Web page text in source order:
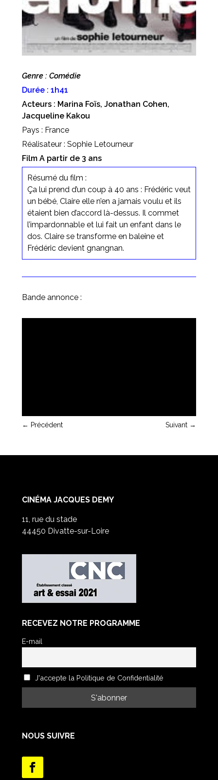
Genre : Comédie
Durée : 1h41
Acteurs : Marina Foïs, Jonathan Cohen,
Jacqueline Kakou
Pays : France
Réalisateur : Sophie Letourneur
Film A partir de 3 ans
Résumé du film :
Ça lui prend d’un coup à 40 ans : Frédéric veut
un bébé, Claire elle n’en a jamais voulu et ils
étaient bien d’accord là-dessus. Il commet
l’impardonnable et lui fait un enfant dans le
dos. Claire se transforme en baleine et
Frédéric devient gnangnan.
Bande annonce :
← Précédent Suivant →
CINÉMA JACQUES DEMY
11, rue du stade
44450 Divatte-sur-Loire
RECEVEZ NOTRE PROGRAMME
E-mail
J'accepte la Politique de Confidentialité
NOUS SUIVRE